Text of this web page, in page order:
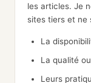
les articles. Je
sites tiers et ne
La
La qualité
Leurs